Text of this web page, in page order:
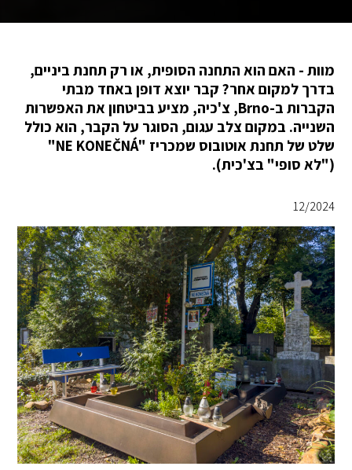
מוות - האם הוא התחנה הסופית, או רק תחנת ביניים,
בדרך למקום אחר? קבר יוצא דופן באחד מבתי
הקברות ב-Brno, צ'כיה, מציע בביטחון את האפשרות
השנייה. במקום צלב עגום, הסוגר על הקבר, הוא כולל
שלט של תחנת אוטובוס שמכריז "NE KONEČNÁ"
("לא סופי" בצ'כית).
12/2024